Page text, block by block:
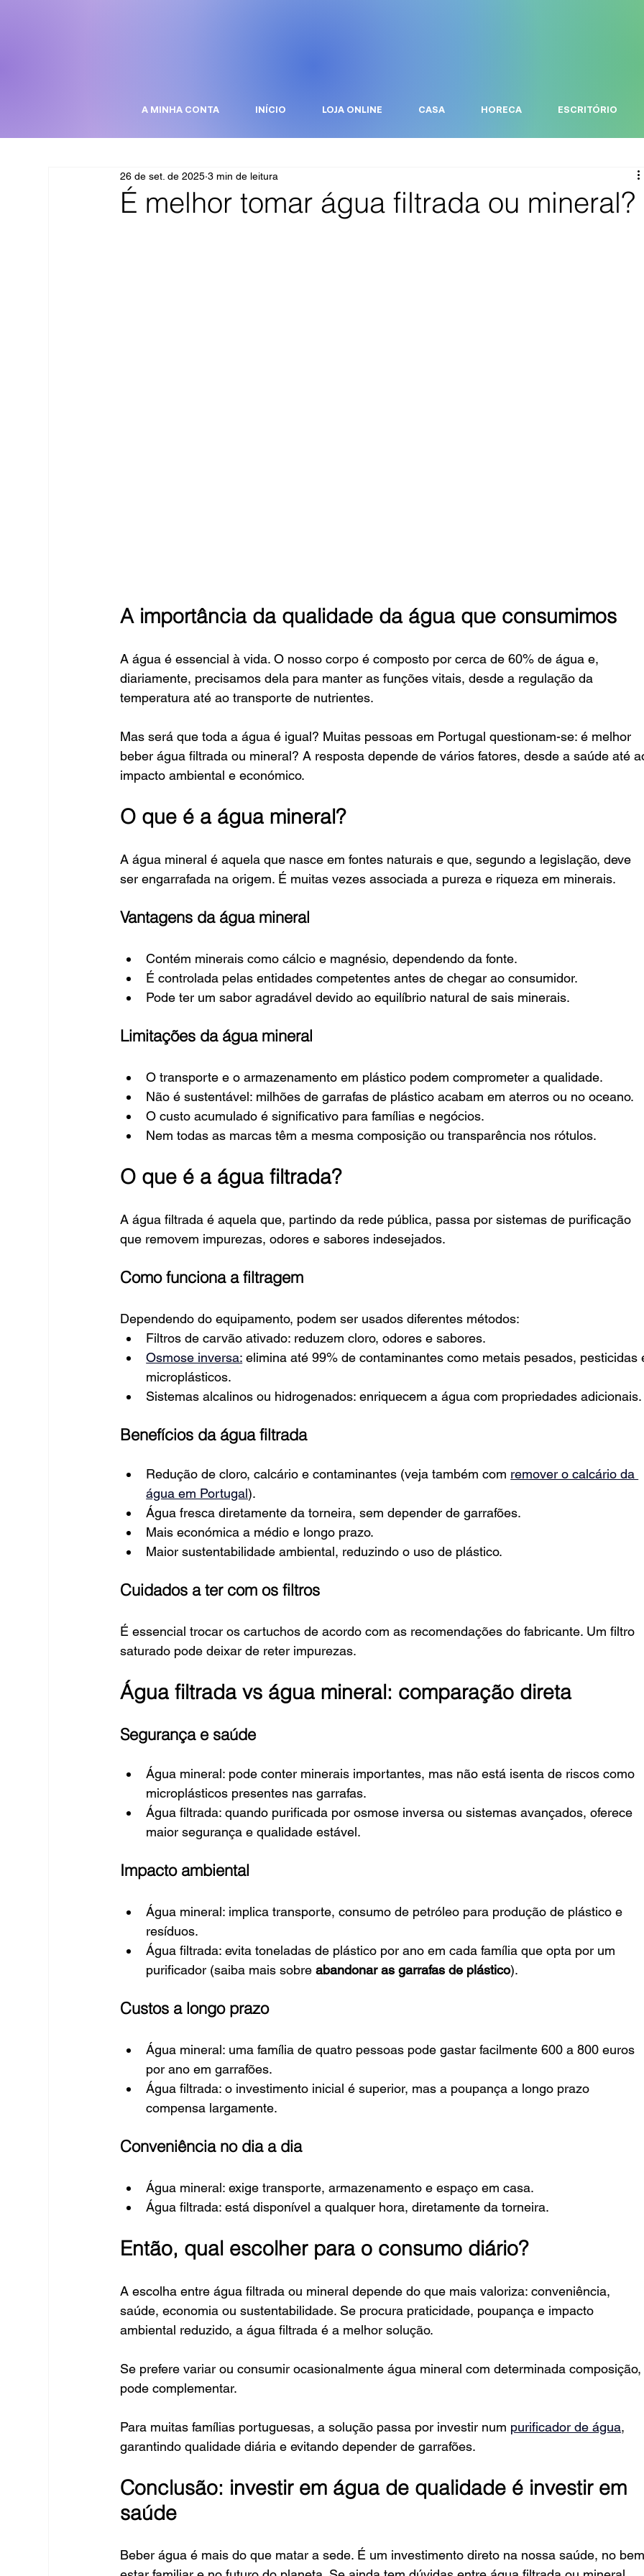
A MINHA CONTA INÍCIO LOJA ONLINE CASA HORECA ESCRITÓRIO
É melhor tomar água filtrada ou mineral?
26 de set. de 2025 3 min de leitura
A importância da qualidade da água que consumimos
A água é essencial à vida. O nosso corpo é composto por cerca de 60% de água e,
diariamente, precisamos dela para manter as funções vitais, desde a regulação da
temperatura até ao transporte de nutrientes.
Mas será que toda a água é igual? Muitas pessoas em Portugal questionam-se: é melhor
beber água filtrada ou mineral? A resposta depende de vários fatores, desde a saúde até
impacto ambiental e económico.
O que é a água mineral?
A água mineral é aquela que nasce em fontes naturais e que, segundo a legislação, deve
ser engarrafada na origem. É muitas vezes associada a pureza e riqueza em minerais.
Vantagens da água mineral
Contém minerais como cálcio e magnésio, dependendo da fonte.
É controlada pelas entidades competentes antes de chegar ao consumidor.
Pode ter um sabor agradável devido ao equilíbrio natural de sais minerais.
Limitações da água mineral
O transporte e o armazenamento em plástico podem comprometer a qualidade.
Não é sustentável: milhões de garrafas de plástico acabam em aterros ou no oceano.
O custo acumulado é significativo para famílias e negócios.
Nem todas as marcas têm a mesma composição ou transparência nos rótulos.
O que é a água filtrada?
A água filtrada é aquela que, partindo da rede pública, passa por sistemas de purificação
que removem impurezas, odores e sabores indesejados.
Como funciona a filtragem
Dependendo do equipamento, podem ser usados diferentes métodos:
Filtros de carvão ativado: reduzem cloro, odores e sabores.
Osmose inversa: elimina até 99% de contaminantes como metais pesados, pesticidas
microplásticos.
Sistemas alcalinos ou hidrogenados: enriquecem a água com propriedades adicionais.
Benefícios da água filtrada
Redução de cloro, calcário e contaminantes (veja também com remover o calcário da
água em Portugal).
Água fresca diretamente da torneira, sem depender de garrafões.
Mais económica a médio e longo prazo.
Maior sustentabilidade ambiental, reduzindo o uso de plástico.
Cuidados a ter com os filtros
É essencial trocar os cartuchos de acordo com as recomendações do fabricante. Um filtro
saturado pode deixar de reter impurezas.
Água filtrada vs água mineral: comparação direta
Segurança e saúde
Água mineral: pode conter minerais importantes, mas não está isenta de riscos como
microplásticos presentes nas garrafas.
Água filtrada: quando purificada por osmose inversa ou sistemas avançados, oferece
maior segurança e qualidade estável.
Impacto ambiental
Água mineral: implica transporte, consumo de petróleo para produção de plástico e
resíduos.
Água filtrada: evita toneladas de plástico por ano em cada família que opta por um
purificador (saiba mais sobre abandonar as garrafas de plástico).
Custos a longo prazo
Água mineral: uma família de quatro pessoas pode gastar facilmente 600 a 800 euros
por ano em garrafões.
Água filtrada: o investimento inicial é superior, mas a poupança a longo prazo
compensa largamente.
Conveniência no dia a dia
Água mineral: exige transporte, armazenamento e espaço em casa.
Água filtrada: está disponível a qualquer hora, diretamente da torneira.
Então, qual escolher para o consumo diário?
A escolha entre água filtrada ou mineral depende do que mais valoriza: conveniência,
saúde, economia ou sustentabilidade. Se procura praticidade, poupança e impacto
ambiental reduzido, a água filtrada é a melhor solução.
Se prefere variar ou consumir ocasionalmente água mineral com determinada
pode complementar.
Para muitas famílias portuguesas, a solução passa por investir num purificador de água,
garantindo qualidade diária e evitando depender de garrafões.
Conclusão: investir em água de qualidade é investir em
saúde
Beber água é mais do que matar a sede. É um investimento direto na nossa saúde, no